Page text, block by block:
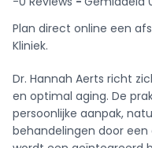
Plan direct online een
Kliniek.
Dr. Hannah Aerts richt
en optimal aging. De
persoonlijke aanpak,
behandelingen door een